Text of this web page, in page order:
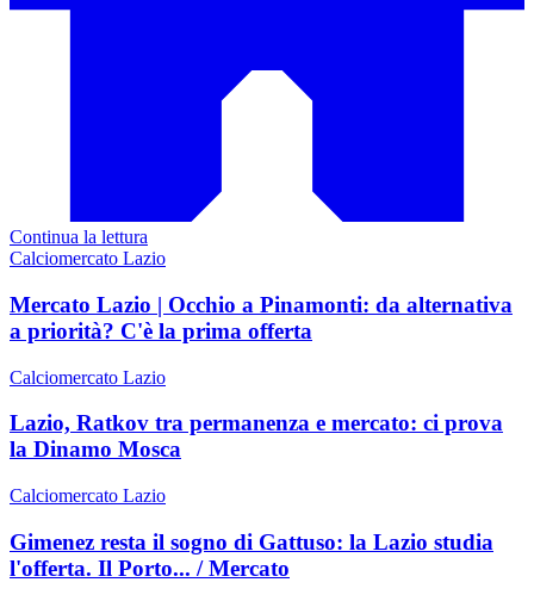
Continua la lettura
Calciomercato Lazio
Mercato Lazio | Occhio a Pinamonti: da alternativa
a priorità? C'è la prima offerta
Calciomercato Lazio
Lazio, Ratkov tra permanenza e mercato: ci prova
la Dinamo Mosca
Calciomercato Lazio
Gimenez resta il sogno di Gattuso: la Lazio studia
l'offerta. Il Porto... / Mercato